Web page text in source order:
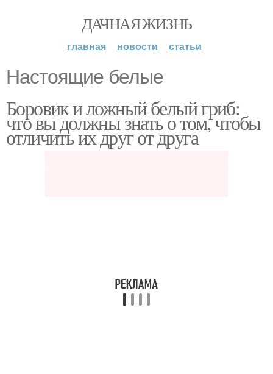
ДАЧНАЯ ЖИЗНЬ
главная новости статьи
Настоящие белые
Боровик и ложный белый гриб:
что вы должны знать о том, чтобы
отличить их друг от друга